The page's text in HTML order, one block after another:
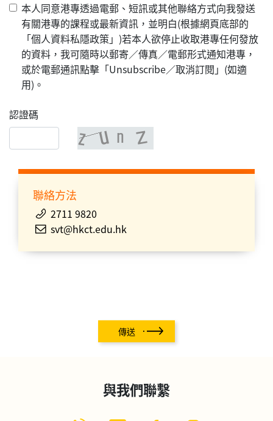
本人同意港專透過電郵、短訊或其他聯絡方式向我發送
有關港專的課程或最新資訊，並明白(根據網頁底部的
「個人資料私隱政策」)若本人欲停止收取港專任何發放
的資料，我可隨時以郵寄／傳真／電郵形式通知港專，
或於電郵通訊點擊「Unsubscribe／取消訂閱」(如適
用)。
認證碼
聯絡方法
2711 9820
svt@hkct.edu.hk
傳送
與我們聯繫